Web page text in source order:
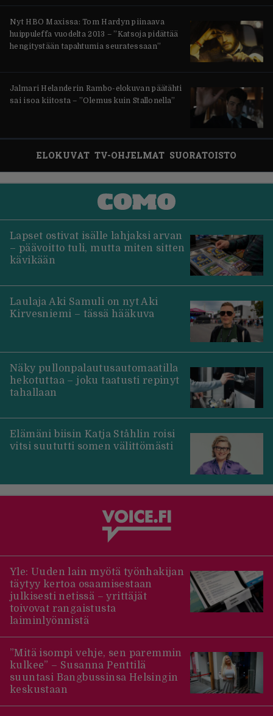
Nyt HBO Maxissa: Tom Hardyn piinaava
huippuleffa vuodelta 2013 – ”Katsoja pidättää
hengitystään tapahtumia seuratessaan”
Jalmari Helanderin Rambo-elokuvan päätähti
sai isoa kiitosta – ”Olemus kuin Stallonella”
ELOKUVAT TV-OHJELMAT SUORATOISTO
Lapset ostivat isälle lahjaksi arvan
– päävoitto tuli, mutta miten sitten
kävikään
Laulaja Aki Samuli on nyt Aki
Kirvesniemi – tässä hääkuva
Näky pullonpalautusautomaatilla
hekotuttaa – joku taatusti repinyt
tahallaan
Elämäni biisin Katja Ståhlin roisi
vitsi suututti somen välittömästi
Yle: Uuden lain myötä työnhakijan
täytyy kertoa osaamisestaan
julkisesti netissä – yrittäjät
toivovat rangaistusta
laiminlyönnistä
”Mitä isompi vehje, sen paremmin
kulkee” – Susanna Penttilä
suuntasi Bangbussinsa Helsingin
keskustaan